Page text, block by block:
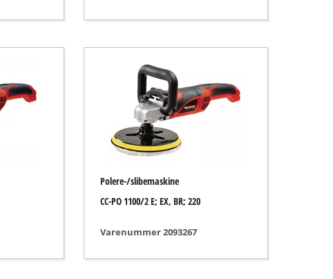
Polere-/slibemaskine
CC-PO 1100/2 E; EX, BR; 220
Varenummer 2093267